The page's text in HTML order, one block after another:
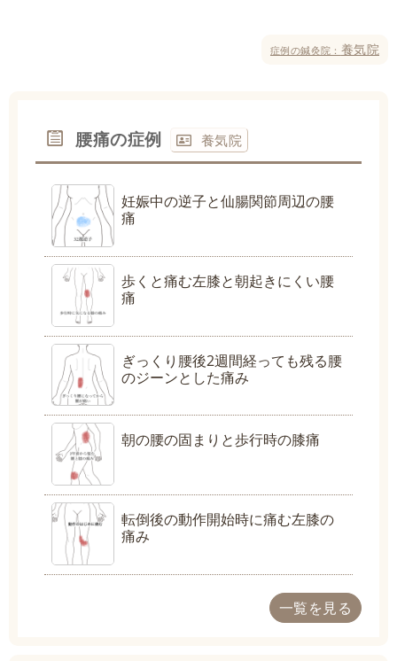
症例の鍼灸院： 養気院
腰痛の症例 養気院
妊娠中の逆子と仙腸関節周辺の腰
痛
歩くと痛む左膝と朝起きにくい腰
痛
ぎっくり腰後2週間経っても残る腰
のジーンとした痛み
朝の腰の固まりと歩行時の膝痛
転倒後の動作開始時に痛む左膝の
痛み
一覧を見る